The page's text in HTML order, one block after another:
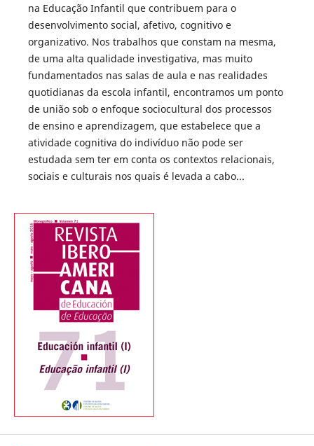
na Educação Infantil que contribuem para o
desenvolvimento social, afetivo, cognitivo e
organizativo. Nos trabalhos que constam na mesma,
de uma alta qualidade investigativa, mas muito
fundamentados nas salas de aula e nas realidades
quotidianas da escola infantil, encontramos um ponto
de união sob o enfoque sociocultural dos processos
de ensino e aprendizagem, que estabelece que a
atividade cognitiva do indivíduo não pode ser
estudada sem ter em conta os contextos relacionais,
sociais e culturais nos quais é levada a cabo...